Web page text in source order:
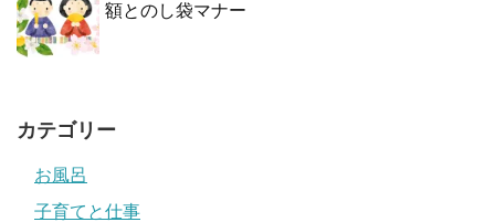
額とのし袋マナー
カテゴリー
お風呂
子育てと仕事